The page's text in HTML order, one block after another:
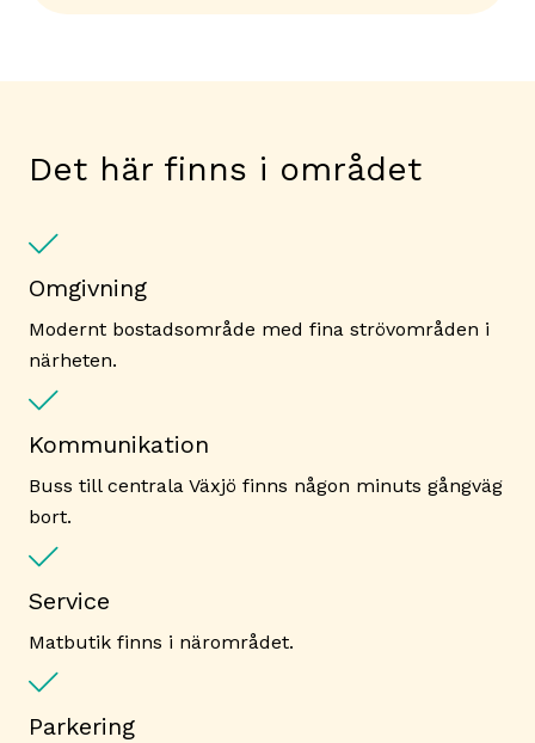
Det här finns i området
Omgivning
Modernt bostadsområde med fina strövområden i
närheten.
Kommunikation
Buss till centrala Växjö finns någon minuts gångväg
bort.
Service
Matbutik finns i närområdet.
Parkering